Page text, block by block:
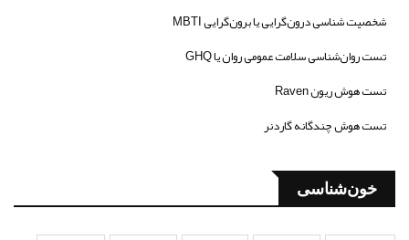
شخصیت شناسی درون‌گرایی یا برون‌گرایی MBTI
تست روان‌شناسی سلامت عمومی روان یا GHQ
تست هوش ریون Raven
تست هوش چندگانه گاردنر
خون‌شناسی